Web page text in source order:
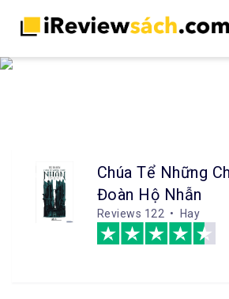
Chúa Tể Những
Đoàn Hộ Nhẫn
Reviews 122 • Hay